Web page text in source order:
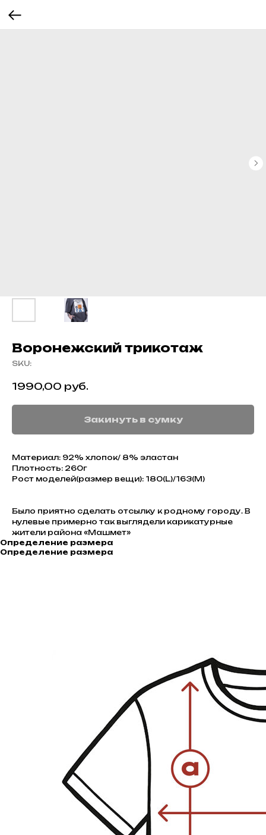
Воронежский трикотаж
SKU:
1990,00 руб.
Закинуть в сумку
Материал: 92% хлопок/ 8% эластан
Плотность: 260г
Рост моделей(размер вещи): 180(L)/163(M)
Было приятно сделать отсылку к родному городу. В
нулевые примерно так выглядели карикатурные
жители района «Машмет»
Определение размера
Определение размера